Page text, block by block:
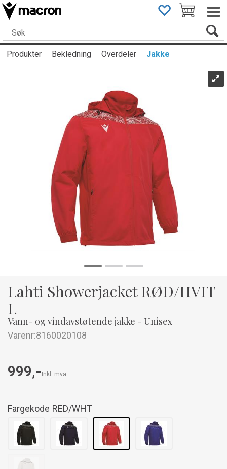
Produkter Bekledning Overdeler Jakke
Lahti Showerjacket RØD/HVIT
L
Vann- og vindavstøtende jakke - Unisex
Varenr:8160020108
999,- Inkl. mva
Fargekode RED/WHT